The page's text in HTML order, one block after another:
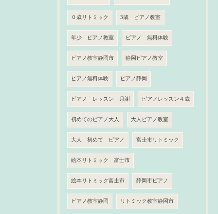
０歳リトミック 3歳 ピアノ教室
年少 ピアノ教室 ピアノ 無料体験
ピアノ教室静岡市 静岡ピアノ教室
ピアノ無料体験 ピアノ静岡
ピアノ レッスン 月謝 ピアノレッスン４歳
初めてのピアノ大人 大人ピアノ教室
大人 初めて ピアノ 富士市リトミック
絵本リトミック 富士市
絵本リトミック富士市 静岡市ピアノ
ピアノ教室静岡 リトミック教室静岡市